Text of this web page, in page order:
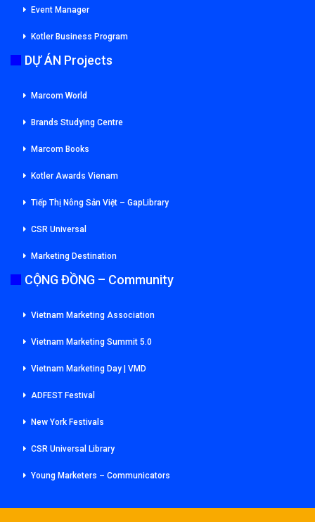
Event Manager
Kotler Business Program
DỰ ÁN Projects
Marcom World
Brands Studying Centre
Marcom Books
Kotler Awards Vienam
Tiếp Thị Nông Sản Việt – GapLibrary
CSR Universal
Marketing Destination
CỘNG ĐỒNG – Community
Vietnam Marketing Association
Vietnam Marketing Summit 5.0
Vietnam Marketing Day | VMD
ADFEST Festival
New York Festivals
CSR Universal Library
Young Marketers – Communicators